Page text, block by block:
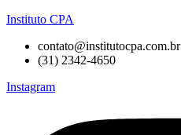
Instituto CPA
contato@institutocpa.com.br
(31) 2342-4650
Instagram